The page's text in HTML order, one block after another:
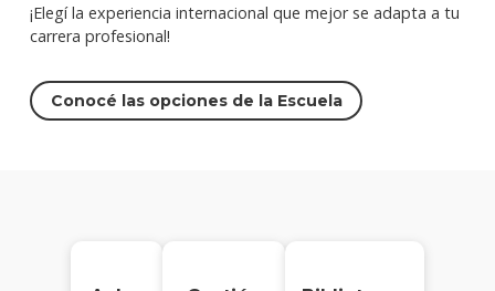
¡Elegí la experiencia internacional que mejor se adapta a tu
carrera profesional!
Conocé las opciones de la Escuela